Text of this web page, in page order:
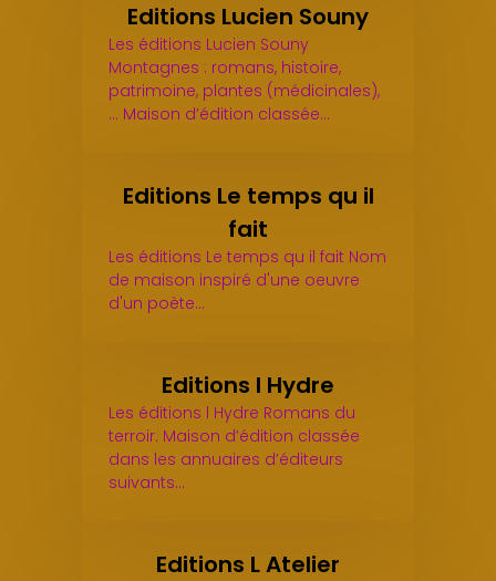
Editions Lucien Souny
Les éditions Lucien Souny
Montagnes : romans, histoire,
patrimoine, plantes (médicinales),
... Maison d’édition classée…
Editions Le temps qu il
fait
Les éditions Le temps qu il fait Nom
de maison inspiré d'une oeuvre
d'un poète…
Editions l Hydre
Les éditions l Hydre Romans du
terroir. Maison d’édition classée
dans les annuaires d’éditeurs
suivants…
Editions L Atelier